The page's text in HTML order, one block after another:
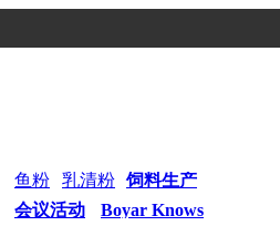
鱼粉 乳清粉 饲料生产
会议活动
Boyar Knows